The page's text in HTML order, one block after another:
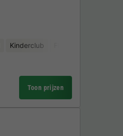
Kinderclub
Toon prijzen